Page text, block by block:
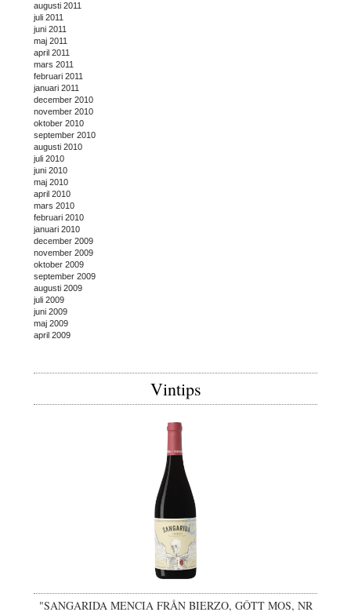
augusti 2011
juli 2011
juni 2011
maj 2011
april 2011
mars 2011
februari 2011
januari 2011
december 2010
november 2010
oktober 2010
september 2010
augusti 2010
juli 2010
juni 2010
maj 2010
april 2010
mars 2010
februari 2010
januari 2010
december 2009
november 2009
oktober 2009
september 2009
augusti 2009
juli 2009
juni 2009
maj 2009
april 2009
Vintips
"SANGARIDA MENCIA FRÅN BIERZO, GÔTT MOS, NR